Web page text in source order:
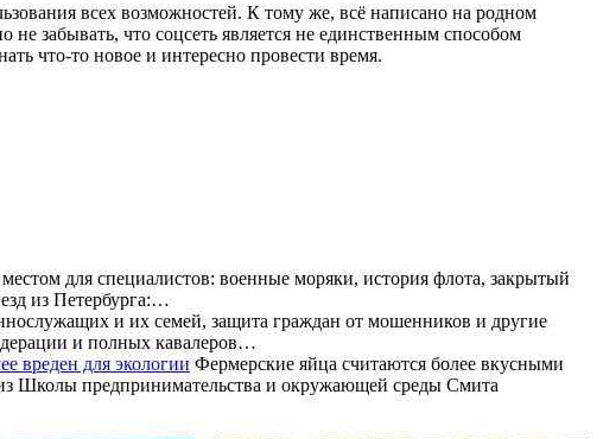
всех возможностей. К тому же, всё написано на родном
забывать, что соцсеть является не единственным способом
что-то новое и интересно провести время.
для специалистов: военные моряки, история флота, закрытый
из Петербурга:…
и их семей, защита граждан от мошенников и другие
и полных кавалеров…
вреден для экологии Фермерские яйца считаются более вкусными
Школы предпринимательства и окружающей среды Смита